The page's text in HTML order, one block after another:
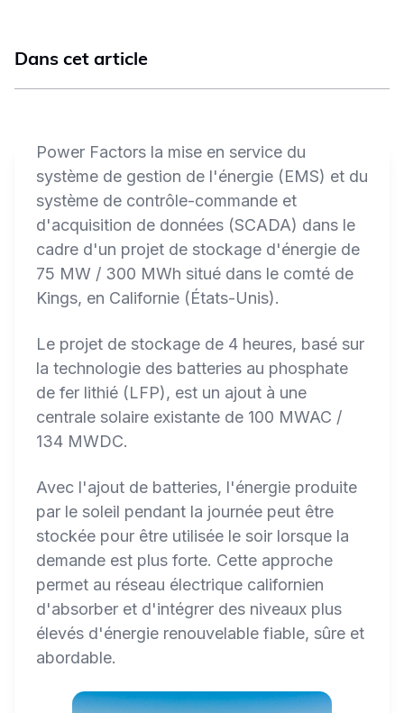
Dans cet article
Power Factors la mise en service du
système de gestion de l'énergie (EMS) et du
système de contrôle-commande et
d'acquisition de données (SCADA) dans le
cadre d'un projet de stockage d'énergie de
75 MW / 300 MWh situé dans le comté de
Kings, en Californie (États-Unis).
Le projet de stockage de 4 heures, basé sur
la technologie des batteries au phosphate
de fer lithié (LFP), est un ajout à une
centrale solaire existante de 100 MWAC /
134 MWDC.
Avec l'ajout de batteries, l'énergie produite
par le soleil pendant la journée peut être
stockée pour être utilisée le soir lorsque la
demande est plus forte. Cette approche
permet au réseau électrique californien
d'absorber et d'intégrer des niveaux plus
élevés d'énergie renouvelable fiable, sûre et
abordable.